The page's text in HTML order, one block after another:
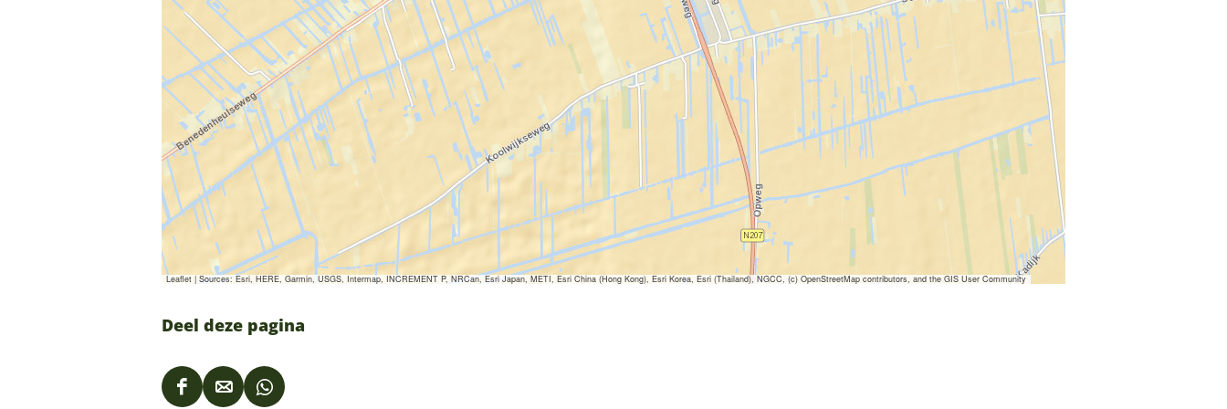
Leaflet|Sources: Esri, HERE, Garmin, USGS, Intermap, INCREMENT P, NRCan, Esri Japan, METI, Esri China (Hong Kong), Esri Korea, Esri (Thailand), NGCC, (c) OpenStreetMap contributors, and the GIS User Community
Deel deze pagina
D D D